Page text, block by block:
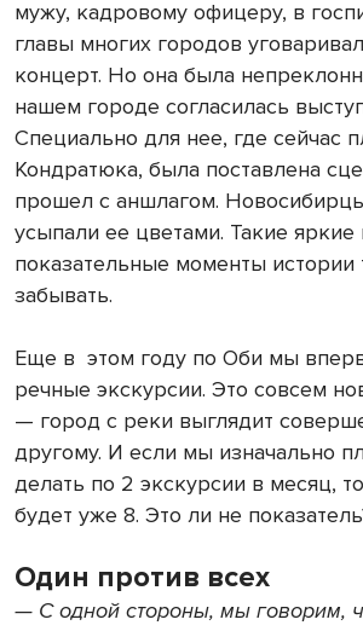
мужу, кадровому офицеру, в
главы многих городов
концерт. Но она была
нашем городе согласилась
Специально для нее, где сейчас
Кондратюка, была поставлена
прошел с аншлагом.
усыпали ее цветами. Такие яркие
показательные моменты истории
забывать.
Еще в этом году по Оби мы
речные экскурсии. Это совсем
— город с реки выглядит
другому. И если мы изначально
делать по 2 экскурсии в месяц,
будет уже 8. Это ли не
Один против всех
— С одной стороны, мы говорим,